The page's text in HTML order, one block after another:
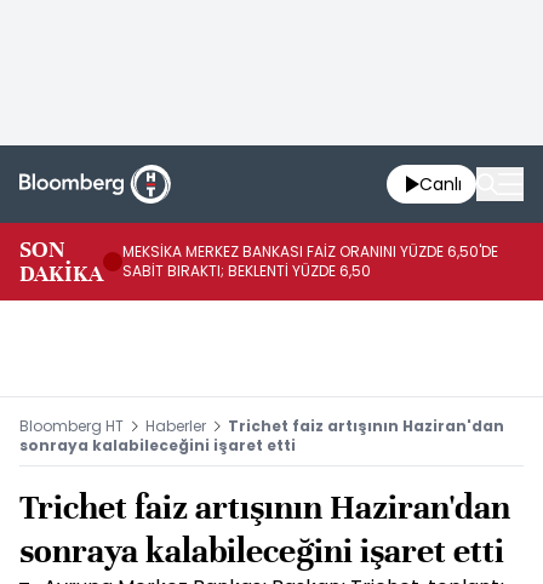
Canlı
SON
DAKİKA
MEKSİKA MERKEZ BANKASI FAİZ ORANINI YÜZDE 6,50'DE
SABİT BIRAKTI; BEKLENTİ YÜZDE 6,50
Bloomberg HT Haberler
Trichet faiz artışının Haziran'dan
sonraya kalabileceğini işaret etti
Trichet faiz artışının Haziran'dan
sonraya kalabileceğini işaret etti